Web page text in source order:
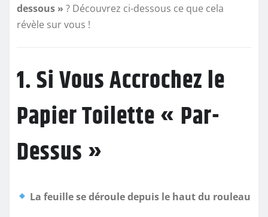
dessous » ? Découvrez ci-dessous ce que cela
révèle sur vous !
1. Si Vous Accrochez le
Papier Toilette « Par-
Dessus »
La feuille se déroule depuis le haut du rouleau